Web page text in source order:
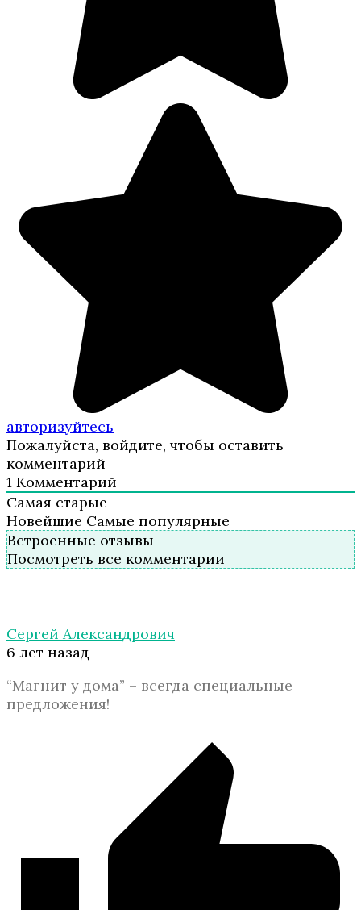
авторизуйтесь
Пожалуйста, войдите, чтобы оставить
комментарий
1 Комментарий
Самая старые
Новейшие Самые популярные
Встроенные отзывы
Посмотреть все комментарии
Сергей Александрович
6 лет назад
“Магнит у дома” – всегда специальные
предложения!